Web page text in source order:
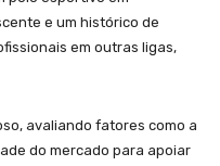
e um histórico de
em outras ligas,
avaliando fatores como a
do mercado para apoiar